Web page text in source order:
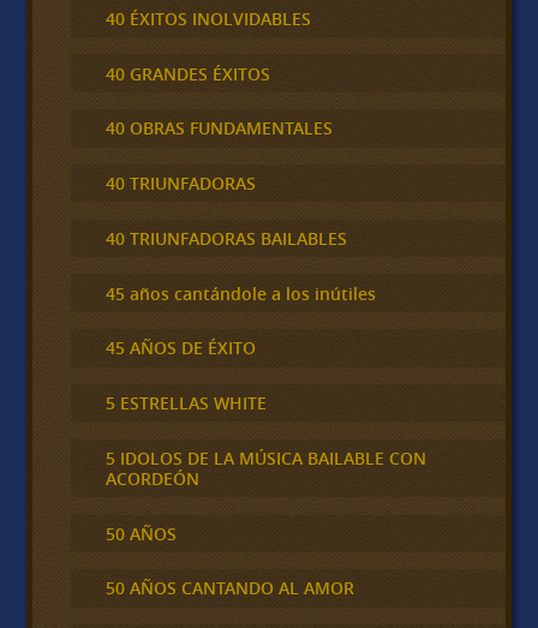
40 ÉXITOS INOLVIDABLES
40 GRANDES ÉXITOS
40 OBRAS FUNDAMENTALES
40 TRIUNFADORAS
40 TRIUNFADORAS BAILABLES
45 años cantándole a los inútiles
45 AÑOS DE ÉXITO
5 ESTRELLAS WHITE
5 IDOLOS DE LA MÚSICA BAILABLE CON
ACORDEÓN
50 AÑOS
50 AÑOS CANTANDO AL AMOR